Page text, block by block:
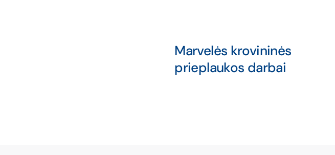
Marvelės krovininės
prieplaukos darbai